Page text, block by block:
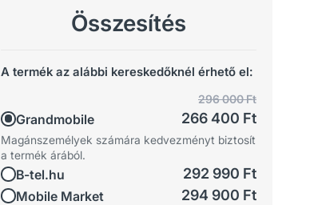
Összesítés
A termék az alábbi kereskedőknél érhető el:
Grandmobile
296 000 Ft
266 400 Ft
Magánszemélyek számára kedvezményt biztosít
a termék árából.
B-tel.hu 292 990 Ft
Mobile Market 294 900 Ft